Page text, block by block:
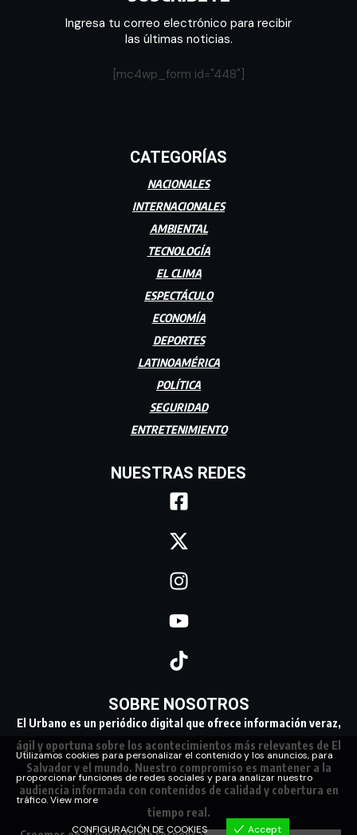
Ingresa tu correo electrónico para recibir
las últimas noticias.
[mc4wp_form id="448"]
CATEGORÍAS
NACIONALES
INTERNACIONALES
AMBIENTAL
TECNOLOGÍA
EL CLIMA
ESPECTÁCULO
ECONOMÍA
DEPORTES
LATINOAMÉRICA
POLÍTICA
SEGURIDAD
ENTRETENIMIENTO
NUESTRAS REDES
SOBRE NOSOTROS
El Urbano es un periódico digital que ofrece información veraz,
ágil y oportuna sobre los acontecimientos más relevantes de El
Salvador y el mundo. Nuestro compromiso es mantener a la
audiencia informada con contenidos de calidad y cobertura en
tiempo real.
Utilizamos cookies para personalizar el contenido y los anuncios, para
proporcionar funciones de redes sociales y para analizar nuestro
tráfico.View more
CONFIGURACIÓN DE COOKIES Accept